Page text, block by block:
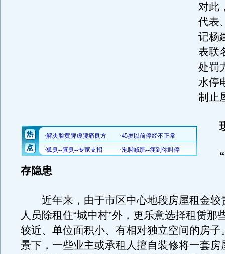
对此
代表
记杨
表联
处罚
水停
制止
现
“
存隐患
近年来，由于市区中心地段房屋租金较
人员除租住“城中村”外，更乐意选择租赁那
较近、单位面积小、有相对独立空间的房子
景下，一些业主或承租人擅自装修将一套房